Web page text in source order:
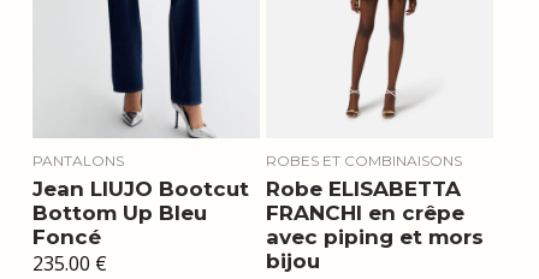
PANTALONS
Jean LIUJO Bootcut
Bottom Up Bleu
Foncé
235.00 €
ROBES ET COMBINAISONS
Robe ELISABETTA
FRANCHI en crêpe
avec piping et mors
bijou